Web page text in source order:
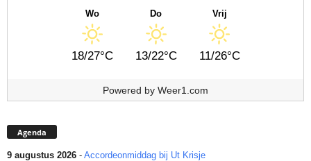
Wo
18/27°C
Do
13/22°C
Vrij
11/26°C
Powered by Weer1.com
Agenda
9 augustus 2026 - Accordeonmiddag bij Ut Krisje